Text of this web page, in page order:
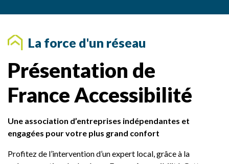
La force d'un réseau
Présentation de
France Accessibilité
Une association d’entreprises indépendantes et
engagées pour votre plus grand confort
Profitez de l’intervention d’un expert local, grâce à la